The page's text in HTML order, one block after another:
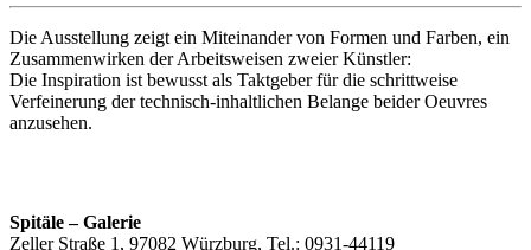
Die Ausstellung zeigt ein Miteinander von Formen und Farben, ein
Zusammenwirken der Arbeitsweisen zweier Künstler:
Die Inspiration ist bewusst als Taktgeber für die schrittweise
Verfeinerung der technisch-inhaltlichen Belange beider Oeuvres
anzusehen.
Spitäle – Galerie
Zeller Straße 1, 97082 Würzburg, Tel.: 0931-44119